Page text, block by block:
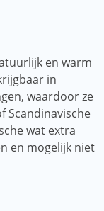
en warm
in
waardoor ze
Scandinavische
wat extra
en mogelijk niet